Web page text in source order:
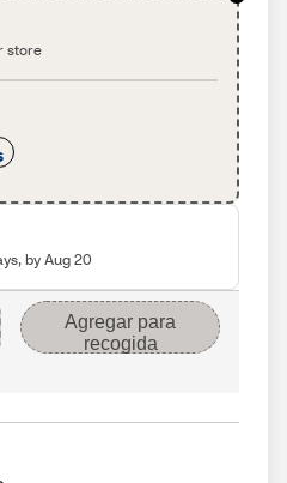
store
by Aug 20
Agregar para
recogida